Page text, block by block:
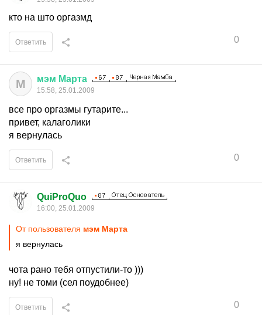
кто на што оргазмд
0
Ответить
М мэм Марта
15:58, 25.01.2009
все про оргазмы гутарите...
привет, калаголики
я вернулась
0
Ответить
QuiProQuo
16:00, 25.01.2009
От пользователя мэм Марта
я вернулась
чота рано тебя отпустили-то )))
ну! не томи (сел поудобнее)
0
Ответить